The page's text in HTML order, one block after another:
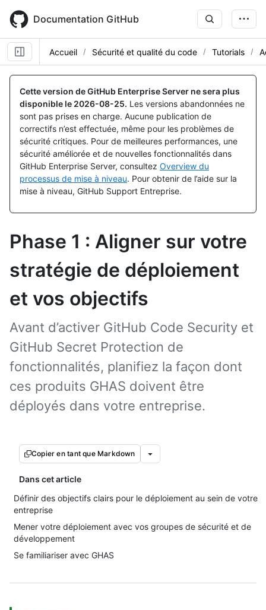
main
content
Documentation GitHub
Accueil Sécurité et qualité du code Tutorials
Cette version de GitHub Enterprise Server ne sera plus
disponible le 2026-08-25. Les versions abandonnées ne
sont pas prises en charge. Aucune publication de
correctifs n’est effectuée, même pour les problèmes de
sécurité critiques. Pour de meilleures performances, une
sécurité améliorée et de nouvelles fonctionnalités dans
GitHub Enterprise Server, consultez Overview du
processus de mise à niveau. Pour obtenir de l’aide sur la
mise à niveau, GitHub Support Entreprise.
Phase 1 : Aligner sur votre
stratégie de déploiement
et vos objectifs
Avant d’activer GitHub Code Security et
GitHub Secret Protection de
fonctionnalités, planifiez la façon dont
ces produits GHAS doivent être
déployés dans votre entreprise.
Copier en tant que Markdown
Dans cet article
Définir des objectifs clairs pour le déploiement au sein de votre
entreprise
Mener votre déploiement avec vos groupes de sécurité et de
développement
Se familiariser avec GHAS